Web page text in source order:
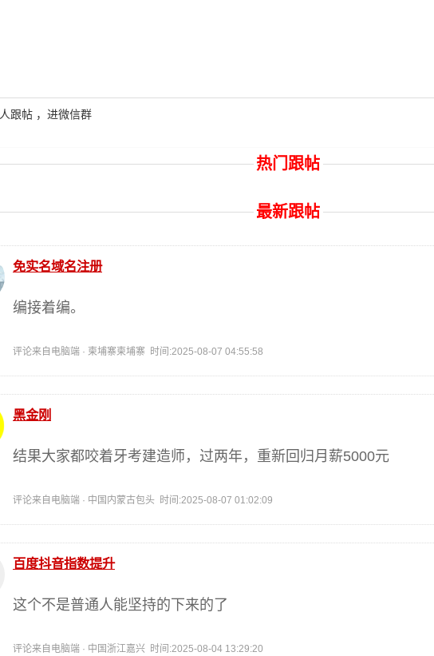
人跟帖 ， 进微信群
热门跟帖
最新跟帖
免实名域名注册
编接着编。
评论来自电脑端 · 柬埔寨柬埔寨 时间:2025-08-07 04:55:58
黑金刚
结果大家都咬着牙考建造师，过两年，重新回归月薪5000元
评论来自电脑端 · 中国内蒙古包头 时间:2025-08-07 01:02:09
百度抖音指数提升
这个不是普通人能坚持的下来的了
评论来自电脑端 · 中国浙江嘉兴 时间:2025-08-04 13:29:20